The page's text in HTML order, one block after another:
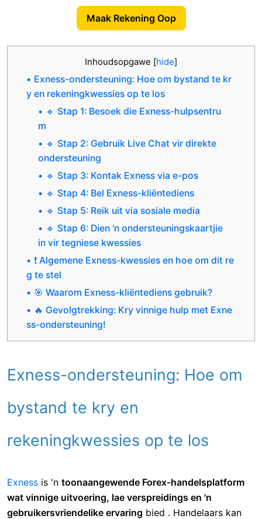
Maak Rekening Oop
Inhoudsopgawe [ hide
Exness-ondersteuning: Hoe om bystand te kr
y en rekeningkwessies op te los
🔹 Stap 1: Besoek die Exness-hulpsentru
m
🔹 Stap 2: Gebruik Live Chat vir direkte
ondersteuning
🔹 Stap 3: Kontak Exness via e-pos
🔹 Stap 4: Bel Exness-kliëntediens
🔹 Stap 6: Dien 'n ondersteuningskaartjie
in vir tegniese kwessies
❗ Algemene Exness-kwessies en hoe om dit re
g te stel
🎯 Waarom Exness-kliëntediens gebruik?
🔥 Gevolgtrekking: Kry vinnige hulp met Exne
Exness-ondersteuning: Hoe om